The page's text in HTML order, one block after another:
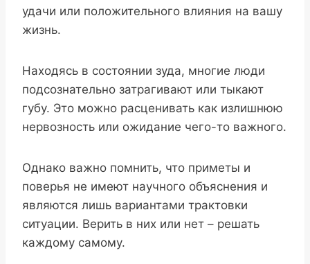
удачи или положительного влияния на вашу
жизнь.
Находясь в состоянии зуда, многие люди
подсознательно затрагивают или тыкают
губу. Это можно расценивать как излишнюю
нервозность или ожидание чего-то важного.
Однако важно помнить, что приметы и
поверья не имеют научного объяснения и
являются лишь вариантами трактовки
ситуации. Верить в них или нет – решать
каждому самому.